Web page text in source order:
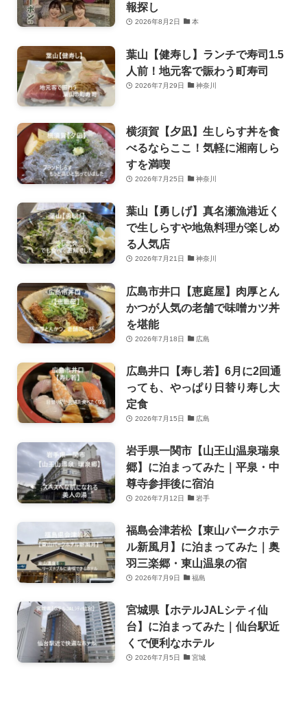
報探し
2026年8月2日 本
葉山【健寿し】ランチで寿司1.5
人前！地元客で賑わう町寿司
2026年7月29日 神奈川
横須賀【夕凪】生しらす丼を食
べるならここ！気軽に湘南しら
すを満喫
2026年7月25日 神奈川
葉山【勇しげ】真名瀬漁港近く
で生しらすや地魚料理が楽しめ
る人気店
2026年7月21日 神奈川
広島市井口【恵庭屋】肉厚とん
かつが人気の老舗で味噌カツ丼
を堪能
2026年7月18日 広島
広島井口【寿し若】6月に2回通
っても、やっぱり日替り寿し大
定食
2026年7月15日 広島
岩手県一関市【山王山温泉瑞泉
郷】に泊まってみた｜平泉・中
尊寺参拝後に宿泊
2026年7月12日 岩手
福島会津若松【東山パークホテ
ル新風月】に泊まってみた｜奥
羽三楽郷・東山温泉の宿
2026年7月9日 福島
宮城県【ホテルJALシティ仙
台】に泊まってみた｜仙台駅近
くで便利なホテル
2026年7月5日 宮城